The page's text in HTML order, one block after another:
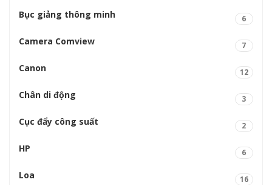
Bục giảng thông minh 6
Camera Comview 7
Canon 12
Chân di động 3
Cục đẩy công suất 2
HP 6
Loa 16